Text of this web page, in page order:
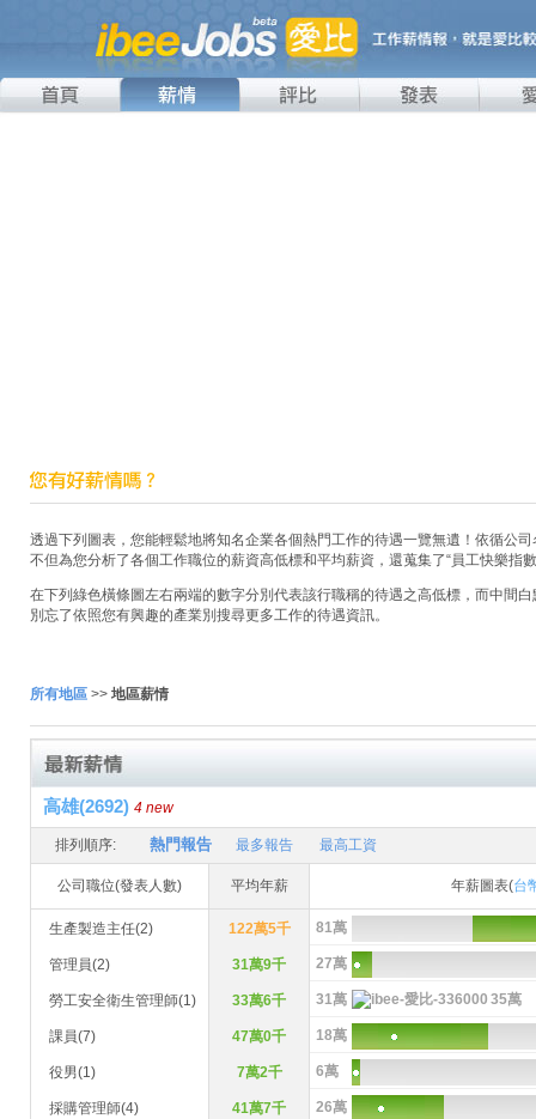
透過下列圖表，您能輕鬆地將知名企業各個熱門工作的待遇一覽無遺！依循公
不但為您分析了各個工作職位的薪資高低標和平均薪資，還蒐集了“員工快樂指
在下列綠色橫條圖左右兩端的數字分別代表該行職稱的待遇之高低標，而中間
別忘了依照您有興趣的產業別搜尋更多工作的待遇資訊。
所有地區 >> 地區薪情
高雄(2692) 4 new
排列順序: 熱門報告 最多報告 最高工資
公司職位(發表人數) 平均年薪 年薪圖表(台
生產製造主任(2) 122萬5千 81萬
管理員(2) 31萬9千 27萬
勞工安全衛生管理師(1) 33萬6千 31萬 35萬
課員(7) 47萬0千 18萬
役男(1) 7萬2千 6萬
採購管理師(4) 41萬7千 26萬